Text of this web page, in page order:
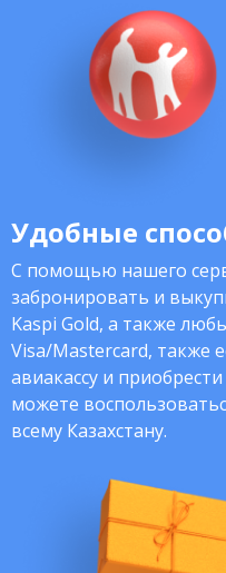
Удобные
С помощью нашего
забронировать и
Kaspi Gold, а также
Visa/Mastercard, также
авиакассу и
можете
всему Казахстану.